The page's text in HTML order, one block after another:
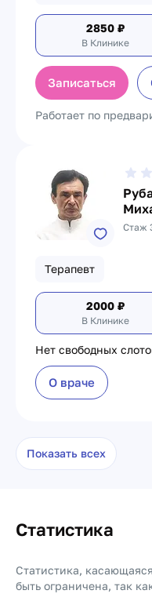
2850 ₽
В Клинике
Записаться
Работает по
Стаж
Терапевт
2000 ₽
В Клинике
Нет свободных
О враче
Показать всех
Статистика
Статистика,
быть ограничена, так